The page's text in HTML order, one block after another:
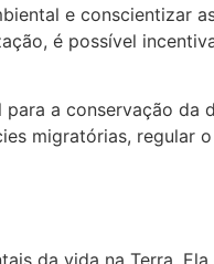
e conscientizar
é possível
a conservação
migratórias, regular
da vida na Terra.